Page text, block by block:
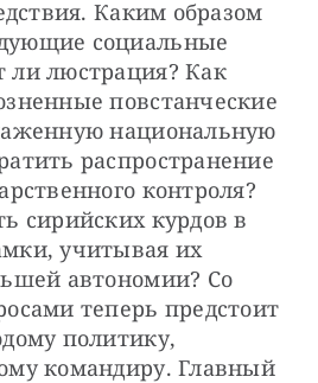
Каким образом
социальные
люстрация? Как
повстанческие
национальную
распространение
контроля?
сирийских курдов в
учитывая их
автономии? Со
теперь предстоит
политику,
командиру. Главный